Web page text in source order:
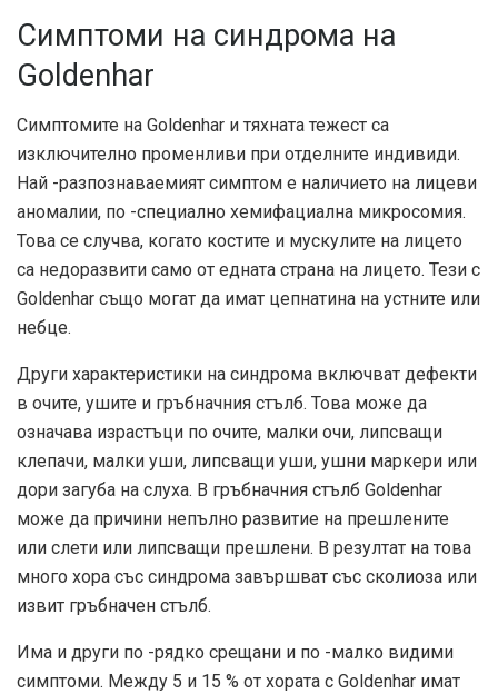
Симптоми на синдрома на
Goldenhar
Симптомите на Goldenhar и тяхната тежест са
изключително променливи при отделните индивиди.
Най -разпознаваемият симптом е наличието на лицеви
аномалии, по -специално хемифациална микросомия.
Това се случва, когато костите и мускулите на лицето
са недоразвити само от едната страна на лицето. Тези с
Goldenhar също могат да имат цепнатина на устните или
небце.
Други характеристики на синдрома включват дефекти
в очите, ушите и гръбначния стълб. Това може да
означава израстъци по очите, малки очи, липсващи
клепачи, малки уши, липсващи уши, ушни маркери или
дори загуба на слуха. В гръбначния стълб Goldenhar
може да причини непълно развитие на прешлените
или слети или липсващи прешлени. В резултат на това
много хора със синдрома завършват със сколиоза или
извит гръбначен стълб.
Има и други по -рядко срещани и по -малко видими
симптоми. Между 5 и 15 % от хората с Goldenhar имат